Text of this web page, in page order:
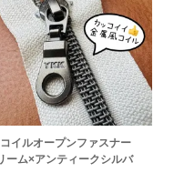
イルオープンファスナー
ーム×アンティークシルバ